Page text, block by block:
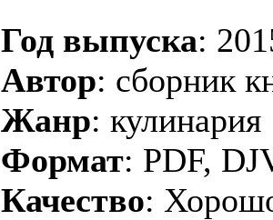
Год выпуска:
Автор: сборник
Жанр: кулинария
Формат: PDF,
Качество: